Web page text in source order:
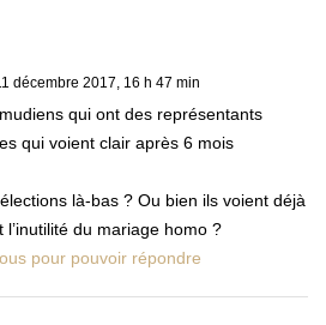
décembre 2017, 16 h 47 min
qui ont des représentants
qui voient clair après 6 mois
là-bas ? Ou bien ils voient déjà
l’inutilité du mariage homo ?
pour pouvoir répondre